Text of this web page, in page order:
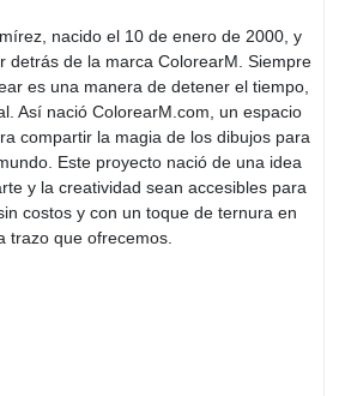
nacido el 10 de enero de 2000, y
detrás de la marca ColorearM. Siempre
es una manera de detener el tiempo,
Así nació ColorearM.com, un espacio
compartir la magia de los dibujos para
Este proyecto nació de una idea
y la creatividad sean accesibles para
costos y con un toque de ternura en
trazo que ofrecemos.